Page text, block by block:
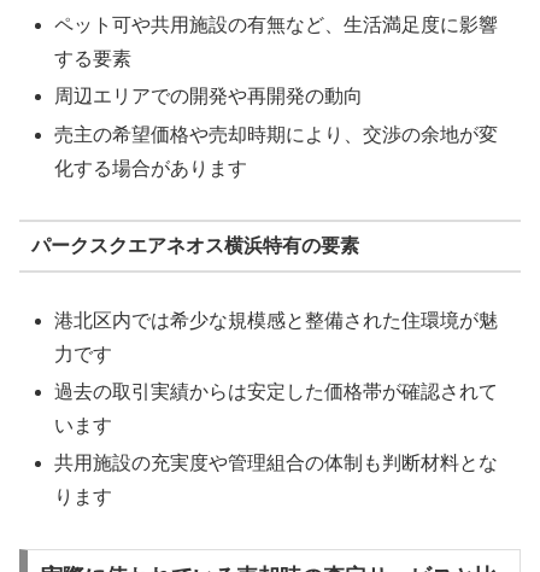
ペット可や共用施設の有無など、生活満足度に影響
する要素
周辺エリアでの開発や再開発の動向
売主の希望価格や売却時期により、交渉の余地が変
化する場合があります
パークスクエアネオス横浜特有の要素
港北区内では希少な規模感と整備された住環境が魅
力です
過去の取引実績からは安定した価格帯が確認されて
います
共用施設の充実度や管理組合の体制も判断材料とな
ります